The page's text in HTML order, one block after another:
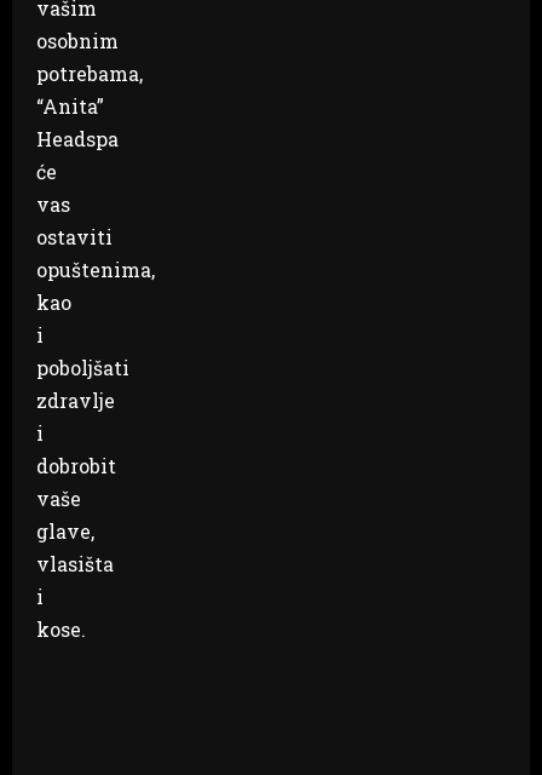
vašim
osobnim
potrebama,
“Anita”
Headspa
će
vas
ostaviti
opuštenima,
kao
i
poboljšati
zdravlje
i
dobrobit
vaše
glave,
vlasišta
i
kose.